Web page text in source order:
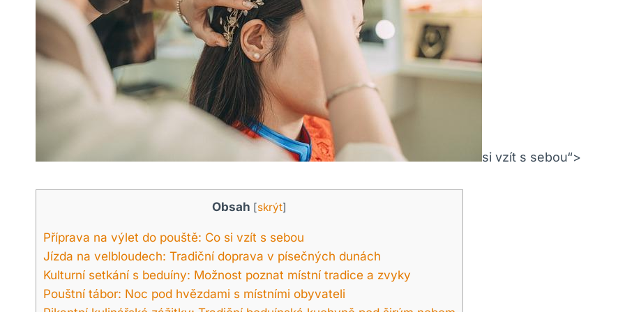
si vzít s sebou“>
Obsah [skrýt]
Příprava na výlet do pouště: Co si vzít s sebou
Jízda na velbloudech: Tradiční doprava v písečných dunách
Kulturní setkání s beduíny: Možnost poznat místní tradice a zvyky
Pouštní tábor: Noc pod hvězdami s místními obyvateli